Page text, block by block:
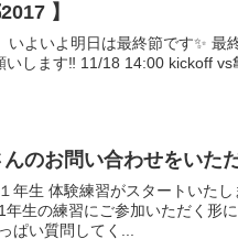
】
いよいよ明日は最終節です✨ 最
します‼️ 11/18 14:00 kickoff
のお問い合わせをいた
年生 体験練習がスタートいたし
生の練習にご参加いただく形
ぱい質問してく...